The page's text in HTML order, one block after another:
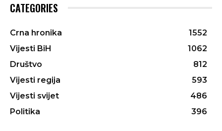
CATEGORIES
Crna hronika
1552
Vijesti BiH
1062
Društvo
812
Vijesti regija
593
Vijesti svijet
486
Politika
396